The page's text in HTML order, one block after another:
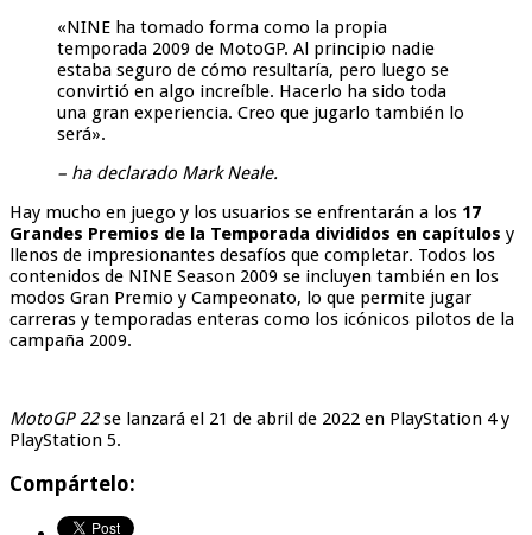
«NINE ha tomado forma como la propia
temporada 2009 de MotoGP. Al principio nadie
estaba seguro de cómo resultaría, pero luego se
convirtió en algo increíble. Hacerlo ha sido toda
una gran experiencia. Creo que jugarlo también lo
será».
– ha declarado Mark Neale.
Hay mucho en juego y los usuarios se enfrentarán a los 17
Grandes Premios de la Temporada divididos en capítulos y
llenos de impresionantes desafíos que completar. Todos los
contenidos de NINE Season 2009 se incluyen también en los
modos Gran Premio y Campeonato, lo que permite jugar
carreras y temporadas enteras como los icónicos pilotos de la
campaña 2009.
MotoGP 22se lanzará el 21 de abril de 2022 en PlayStation 4 y
PlayStation 5.
Compártelo: